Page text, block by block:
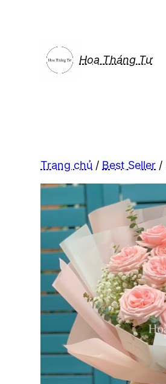
Hoa Tháng Tư
Trang chủ / Best Seller /